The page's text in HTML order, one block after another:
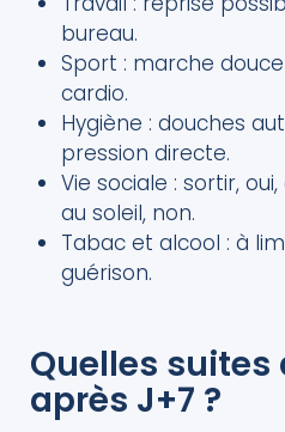
bureau.
Sport : marche
cardio.
Hygiène : douches
pression directe.
Vie sociale : sortir,
au soleil, non.
Tabac et alcool : à
guérison.
Quelles
après J+7 ?